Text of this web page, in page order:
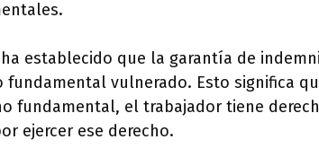
establecido que la garantía de
vulnerado. Esto significa
fundamental, el trabajador tiene
ejercer ese derecho.